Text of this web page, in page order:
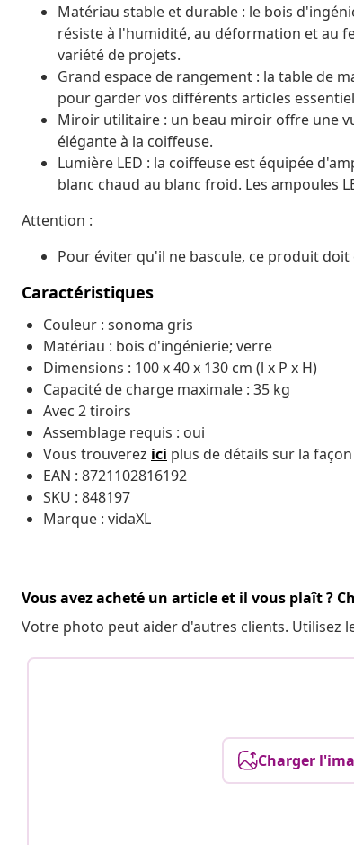
Matériau stable et durable : le bois
résiste à l'humidité, au déformation et au
variété de projets.
Grand espace de rangement : la table de
pour garder vos différents articles
Miroir utilitaire : un beau miroir offre une
élégante à la coiffeuse.
Lumière LED : la coiffeuse est équipée
blanc chaud au blanc froid. Les ampoules
Attention :
Pour éviter qu'il ne bascule, ce produit
Caractéristiques
Couleur : sonoma gris
Matériau : bois d'ingénierie; verre
Dimensions : 100 x 40 x 130 cm (l x P x H)
Capacité de charge maximale : 35 kg
Avec 2 tiroirs
Assemblage requis : oui
Vous trouverez ici plus de détails sur la
EAN : 8721102816192
SKU : 848197
Marque : vidaXL
Vous avez acheté un article et il vous plaît ?
Votre photo peut aider d'autres clients. Utilisez
Charger